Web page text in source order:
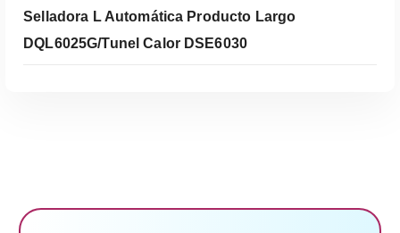
Selladora L Automática Producto Largo
DQL6025G/Tunel Calor DSE6030